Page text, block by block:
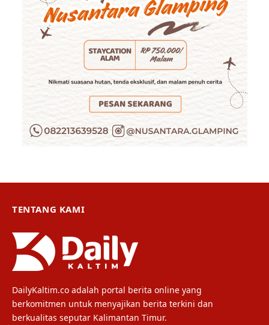
TENTANG KAMI
DailyKaltim.co adalah portal berita online yang
berkomitmen untuk menyajikan berita terkini dan
berkualitas seputar Kalimantan Timur.